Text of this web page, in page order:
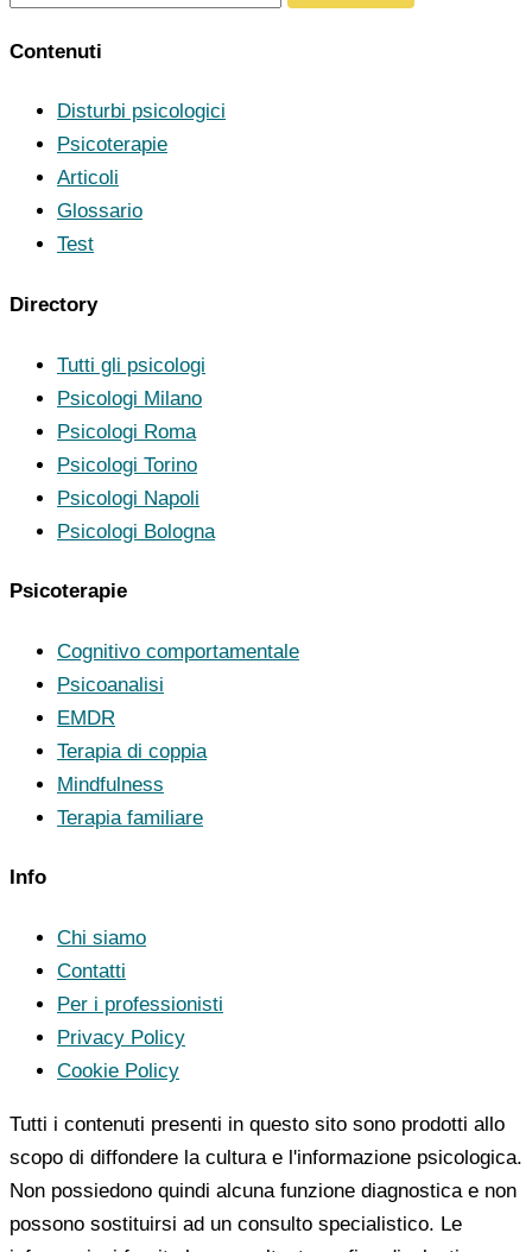
Contenuti
Disturbi psicologici
Psicoterapie
Articoli
Glossario
Test
Directory
Tutti gli psicologi
Psicologi Milano
Psicologi Roma
Psicologi Torino
Psicologi Napoli
Psicologi Bologna
Psicoterapie
Cognitivo comportamentale
Psicoanalisi
EMDR
Terapia di coppia
Mindfulness
Terapia familiare
Info
Chi siamo
Contatti
Per i professionisti
Privacy Policy
Cookie Policy
Tutti i contenuti presenti in questo sito sono prodotti allo
scopo di diffondere la cultura e l'informazione psicologica.
Non possiedono quindi alcuna funzione diagnostica e non
possono sostituirsi ad un consulto specialistico. Le